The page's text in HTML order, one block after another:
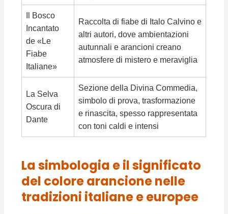
Il Bosco
Incantato
de «Le
Fiabe
Italiane»
Raccolta di fiabe di Italo Calvino e
altri autori, dove ambientazioni
autunnali e arancioni creano
atmosfere di mistero e meraviglia
La Selva
Oscura di
Dante
Sezione della Divina Commedia,
simbolo di prova, trasformazione
e rinascita, spesso rappresentata
con toni caldi e intensi
La simbologia e il significato
del colore arancione nelle
tradizioni italiane e europee